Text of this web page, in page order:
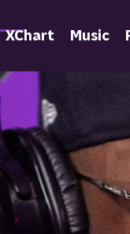
XChart Music